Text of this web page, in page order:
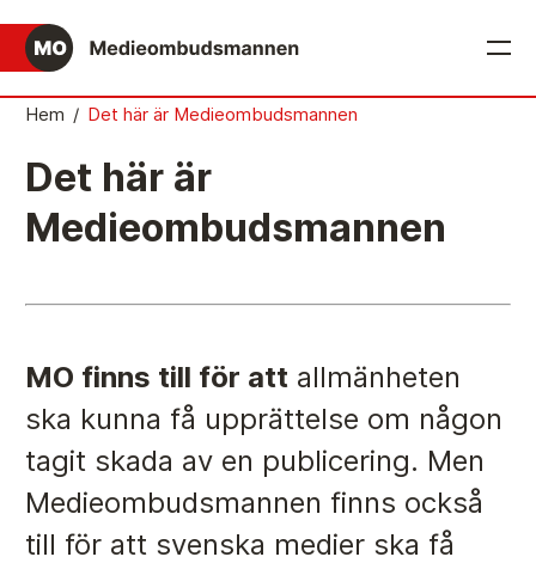
Det medieetiska systemet
Publicitetsreglerna – grunden i det medieetiska
Caspar Opitz är MO
Vill du ansluta till det medieetiska systemet?
Medieetikens historia
Instruktion för Allmänhetens Medieombudsman
Hem / Det här är Medieombudsmannen
Det här är
Medieombudsmannen
MO finns till för att allmänheten
ska kunna få upprättelse om någon
tagit skada av en publicering. Men
Medieombudsmannen finns också
till för att svenska medier ska få